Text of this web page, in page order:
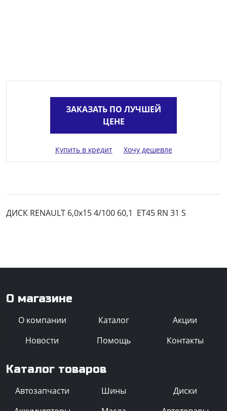
ЗАКАЗАТЬ ПО ЛУЧШЕЙ
ЦЕНЕ
Купить в кредит Хочу дешевле
ДИСК RENAULT 6,0x15 4/100 60,1 ET45 RN 31 S
О магазине
О компании Каталог
Акции
Новости
Помощь Контакты
Каталог товаров
Автозапчасти Шины
Диски